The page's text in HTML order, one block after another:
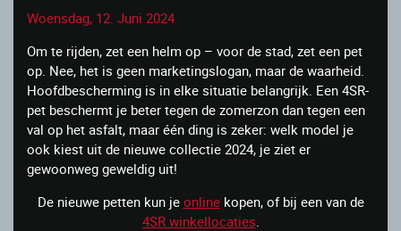
Woensdag, 12. Juni 2024
Om te rijden, zet een helm op – voor de stad, zet een pet
op. Nee, het is geen marketingslogan, maar de waarheid.
Hoofdbescherming is in elke situatie belangrijk. Een 4SR-
pet beschermt je beter tegen de zomerzon dan tegen een
val op het asfalt, maar één ding is zeker: welk model je
ook kiest uit de nieuwe collectie 2024, je ziet er
gewoonweg geweldig uit!
De nieuwe petten kun je onlinekopen, of bij een van de
4SR winkellocaties